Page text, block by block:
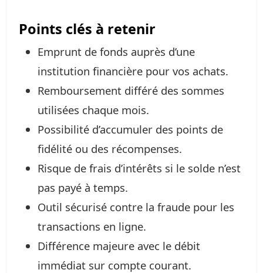
Points clés à retenir
Emprunt de fonds auprès d’une
institution financière pour vos achats.
Remboursement différé des sommes
utilisées chaque mois.
Possibilité d’accumuler des points de
fidélité ou des récompenses.
Risque de frais d’intérêts si le solde n’est
pas payé à temps.
Outil sécurisé contre la fraude pour les
transactions en ligne.
Différence majeure avec le débit
immédiat sur compte courant.